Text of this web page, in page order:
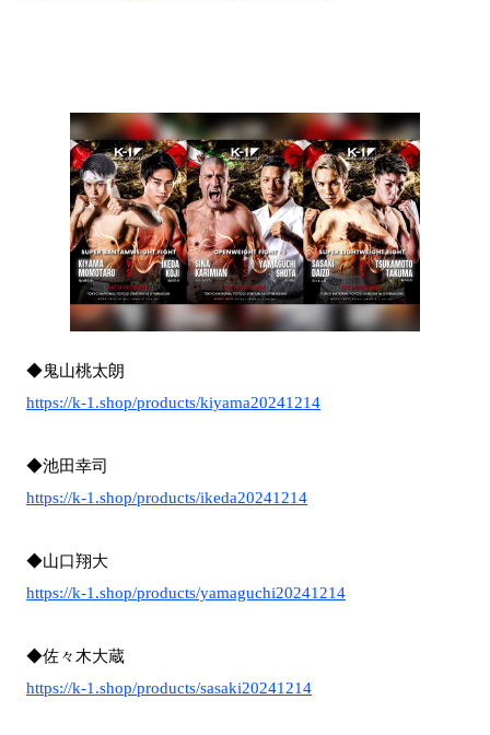
◆鬼山桃太朗
https://k-1.shop/products/kiyama20241214
◆池田幸司
https://k-1.shop/products/ikeda20241214
◆山口翔大
https://k-1.shop/products/yamaguchi20241214
◆佐々木大蔵
https://k-1.shop/products/sasaki20241214